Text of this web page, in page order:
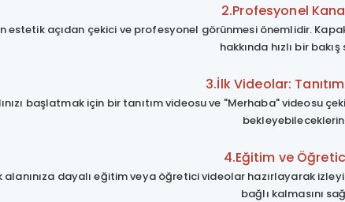
2.Profesyonel
estetik açıdan çekici ve profesyonel görünmesi önemlidir.
hakkında hızlı bir
3.İlk Videolar:
başlatmak için bir tanıtım videosu ve "Merhaba" videosu
4.Eğitim ve
alanınıza dayalı eğitim veya öğretici videolar hazırlayarak
bağlı kalmasını